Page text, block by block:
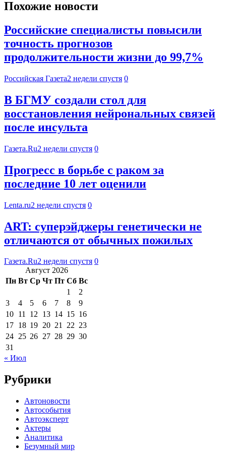
Похожие новости
Российские специалисты повысили
точность прогнозов
продолжительности жизни до 99,7%
Российская Газета2 недели спустя 0
В БГМУ создали стол для
восстановления нейрональных связей
после инсульта
Газета.Ru2 недели спустя 0
Прогресс в борьбе с раком за
последние 10 лет оценили
Lenta.ru2 недели спустя 0
ART: суперэйджеры генетически не
отличаются от обычных пожилых
Газета.Ru2 недели спустя 0
Август 2026
Пн Вт Ср Чт Пт Сб Вс
1
2
3
4 5 6 7 8
9
10 11 12 13 14 15 16
17 18 19 20 21 22 23
24 25 26 27 28 29 30
31
« Июл
Рубрики
Автоновости
Автособытия
Автоэксперт
Актеры
Аналитика
Безумный мир